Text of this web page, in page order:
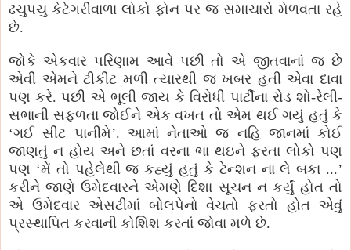
ઢચુપચુ કેટેગરીવાળા લોકો ફોન પર જ સમાચારો મેળવતા રહે
છે.
જોકે એકવાર પરિણામ આવે પછી તો એ જીતવાનાં જ છે
એવી એમને ટીકીટ મળી ત્યારથી જ ખબર હતી એવા દાવા
પણ કરે. પછી એ ભૂલી જાય કે વિરોધી પાર્ટીના રોડ શો-રેલી-
સભાની સફળતા જોઈને એક વખત તો એમ થઈ ગયું હતું કે
‘ગઈ સીટ પાનીમે’. આમાં નેતાઓ જ નહિ જાનમાં કોઈ
જાણતું ન હોય અને છતાં વરના ભા થઇને ફરતા લોકો પણ
પણ ‘મેં તો પહેલેથી જ કહ્યું હતું કે ટેન્શન ના લે બકા ...’
કરીને જાણે ઉમેદવારને એમણે દિશા સૂચન ન કર્યું હોત તો
એ ઉમેદવાર એસટીમાં બોલપેનો વેચતો ફરતો હોત એવું
પ્રસ્થાપિત કરવાની કોશિશ કરતાં જોવા મળે છે.